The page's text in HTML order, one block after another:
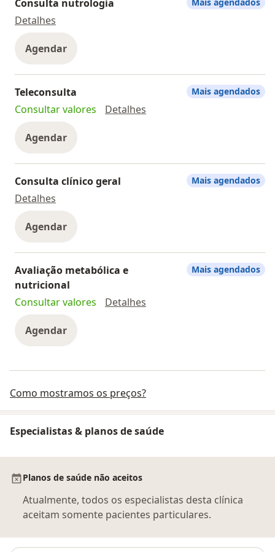
Consulta nutrologia
Detalhes
Agendar
Teleconsulta
Consultar valores
Detalhes
Agendar
Mais agendados
Consulta clínico geral
Detalhes
Agendar
Mais agendados
Avaliação metabólica e
nutricional
Consultar valores
Detalhes
Agendar
Mais agendados
Como mostramos os preços?
Especialistas & planos de saúde
Planos de saúde não aceitos
Atualmente, todos os especialistas desta clínica
aceitam somente pacientes particulares.